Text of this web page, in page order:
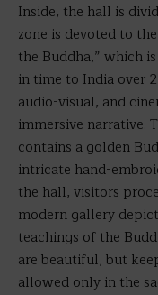
Inside, the hall is
zone is devoted to
the Buddha,” which
in time to India over
audio-visual, and
immersive narrative.
contains a golden
intricate hand-
the hall, visitors
modern gallery
teachings of the
are beautiful, but
allowed only in the